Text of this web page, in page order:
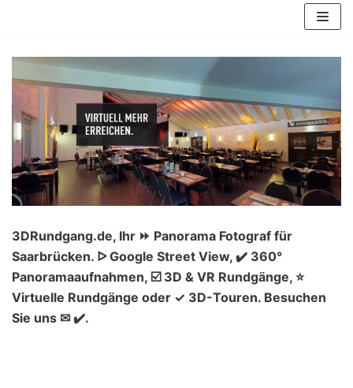
Inhalt
springen
3DRundgang.de, Ihr ⏩ Panorama Fotograf für
Saarbrücken. ᐅ Google Street View, ✔️ 360°
Panoramaaufnahmen, ☑️ 3D & VR Rundgänge, ⭐
Virtuelle Rundgänge oder ✓ 3D-Touren. Besuchen
Sie uns ✉ ✔️.